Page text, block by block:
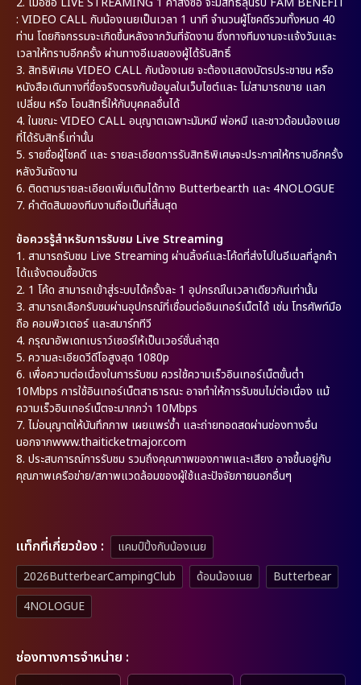
: VIDEO CALL กับน้องเนยเป็นเวลา 1 นาที จำนวนผู้โชคดีรวมทั้งหมด 40
ท่าน โดยกิจกรรมจะเกิดขึ้นหลังจากวันที่จัดงาน ซึ่งทางทีมงานจะแจ้งวันและ
เวลาให้ทราบอีกครั้ง ผ่านทางอีเมลของผู้ได้รับสิทธิ์
3. สิทธิพิเศษ VIDEO CALL กับน้องเนย จะต้องแสดงบัตรประชาชน หรือ
หนังสือเดินทางที่ชื่อจริงตรงกับข้อมูลในเว็บไซต์และ ไม่สามารถขาย แลก
เปลี่ยน หรือ โอนสิทธิ์ให้กับบุคคลอื่นได้
4. ในขณะ VIDEO CALL อนุญาตเฉพาะมัมหมี พ่อหมี และชาวด้อมน้องเนย
ที่ได้รับสิทธิ์เท่านั้น
5. รายชื่อผู้โชคดี และ รายละเอียดการรับสิทธิพิเศษจะประกาศให้ทราบอีกครั้ง
หลังวันจัดงาน
6. ติดตามรายละเอียดเพิ่มเติมได้ทาง Butterbear.th และ 4NOLOGUE
7. คำตัดสินของทีมงานถือเป็นที่สิ้นสุด
ข้อควรรู้สำหรับการรับชม Live Streaming
1. สามารถรับชม Live Streaming ผ่านลิ้งค์และโค้ดที่ส่งไปในอีเมลที่ลูกค้า
ได้แจ้งตอนซื้อบัตร
2. 1 โค้ด สามารถเข้าสู่ระบบได้ครั้งละ 1 อุปกรณ์ในเวลาเดียวกันเท่านั้น
3. สามารถเลือกรับชมผ่านอุปกรณ์ที่เชื่อมต่ออินเทอร์เน็ตได้ เช่น โทรศัพท์มือ
ถือ คอมพิวเตอร์ และสมาร์ททีวี
4. กรุณาอัพเดทเบราว์เซอร์ให้เป็นเวอร์ชั่นล่าสุด
5. ความละเอียดวีดีโอสูงสุด 1080p
6. เพื่อความต่อเนื่องในการรับชม ควรใช้ความเร็วอินเทอร์เน็ตขั้นต่ำ
10Mbps การใช้อินเทอร์เน็ตสาธารณะ อาจทำให้การรับชมไม่ต่อเนื่อง แม้
ความเร็วอินเทอร์เน็ตจะมากกว่า 10Mbps
7. ไม่อนุญาตให้บันทึกภาพ เผยแพร่ซ้ำ และถ่ายทอดสดผ่านช่องทางอื่น
นอกจากwww.thaiticketmajor.com
8. ประสบการณ์การรับชม รวมถึงคุณภาพของภาพและเสียง อาจขึ้นอยู่กับ
คุณภาพเครือข่าย/สภาพแวดล้อมของผู้ใช้และปัจจัยภายนอกอื่นๆ
เเท็กที่เกี่ยวข้อง :
แคมป์ปิ้งกับน้องเนย
2026ButterbearCampingClub
ด้อมน้องเนย
Butterbear
4NOLOGUE
ช่องทางการจำหน่าย :